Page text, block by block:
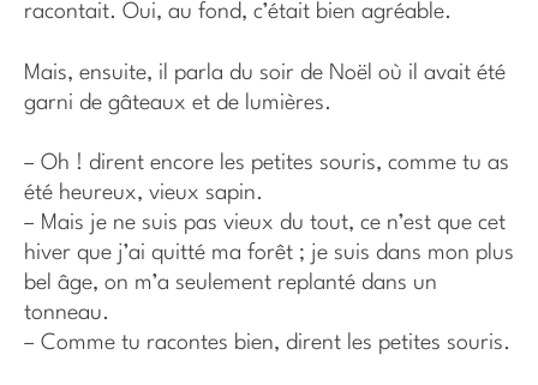
racontait. Oui, au fond, c’était bien agréable.
Mais, ensuite, il parla du soir de Noël où il avait été
garni de gâteaux et de lumières.
– Oh ! dirent encore les petites souris, comme tu as
été heureux, vieux sapin.
– Mais je ne suis pas vieux du tout, ce n’est que cet
hiver que j’ai quitté ma forêt ; je suis dans mon plus
bel âge, on m’a seulement replanté dans un
tonneau.
– Comme tu racontes bien, dirent les petites souris.